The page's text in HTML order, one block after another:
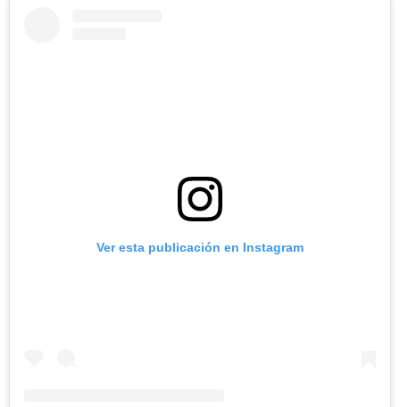
Ver esta publicación en Instagram